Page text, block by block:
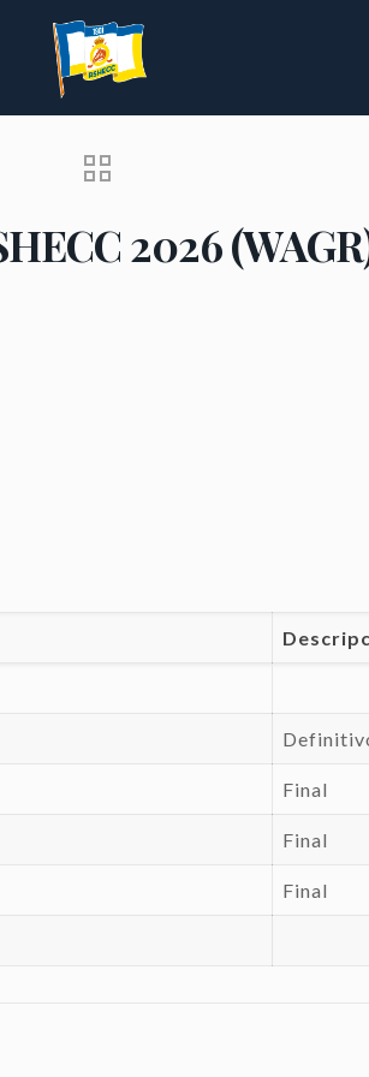
2026
Final
Final
Final